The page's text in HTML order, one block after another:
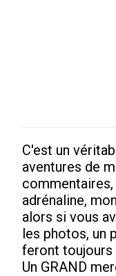
Enregistrer
un
commentaire
C'est un
aventures de
adrénaline,
alors si vous
les photos, un
feront toujours
Un GRAND